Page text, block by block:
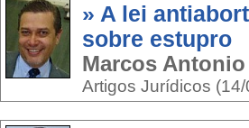
» A lei
sobre estupro
Marcos
Artigos Jurídicos